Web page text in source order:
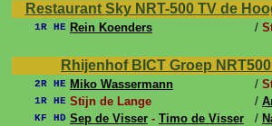
Restaurant Sky NRT-500 TV de
1R HE Rein Koenders /
Rhijenhof BICT Groep
2R HE Miko Wassermann /
1R HE Stijn de Lange /
KF HD Sep de Visser - Timo de Visser /